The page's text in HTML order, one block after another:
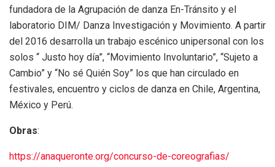
fundadora de la Agrupación de danza En-Tránsito y el
laboratorio DIM/ Danza Investigación y Movimiento. A partir
del 2016 desarrolla un trabajo escénico unipersonal con los
solos “ Justo hoy día”, “Movimiento Involuntario”, “Sujeto a
Cambio” y “No sé Quién Soy” los que han circulado en
festivales, encuentro y ciclos de danza en Chile, Argentina,
México y Perú.
Obras:
https://anaqueronte.org/concurso-de-coreografias/